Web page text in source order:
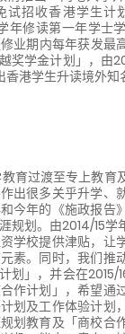
试招收香港学生计
年修读第一年学士
业期内每年获发最
奖学金计划」，由
港学生升读境外知
过渡至专上教育
出很多关乎升学、
今年的《施政报告
规划。由2014/15学
学校提供津贴，让
素。同时，我们推
划」，并会在2015/
作计划」，希望通
划及工作体验计划
划教育及「商校合